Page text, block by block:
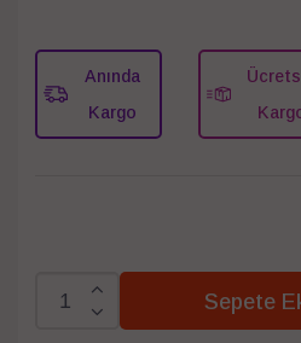
Anında
Kargo
Sepete